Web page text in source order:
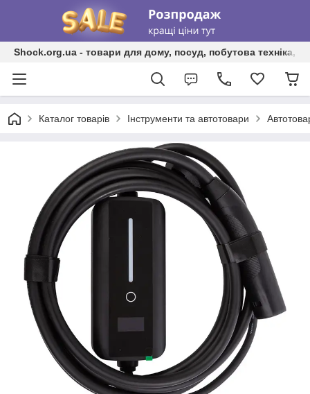
Shock.org.ua - товари для дому, посуд, побутова техніка,
Каталог товарів Інструменти та автотовари